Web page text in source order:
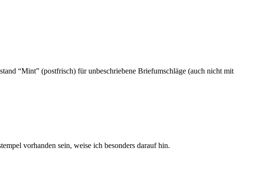
“Mint” (postfrisch) für unbeschriebene Briefumschläge (auch nicht mit
vorhanden sein, weise ich besonders darauf hin.